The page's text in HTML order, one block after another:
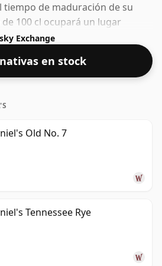
tiempo de maduración de su
100 cl ocupará un lugar
Exchange
en stock
Old No. 7
Tennessee Rye